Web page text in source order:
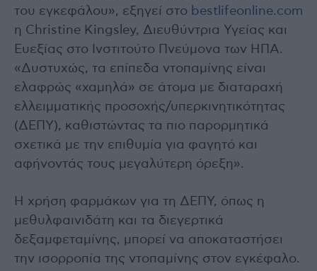
του εγκεφάλου», εξηγεί στο bestlifeonline.com
η Christine Kingsley, Διευθύντρια Υγείας και
Ευεξίας στο Ινστιτούτο Πνεύμονα των ΗΠΑ.
«Δυστυχώς, τα επίπεδα ντοπαμίνης είναι
ελαφρώς «χαμηλά» σε άτομα με διαταραχή
ελλειμματικής προσοχής/υπερκινητικότητας
(ΔΕΠΥ), καθιστώντας τα πιο παρορμητικά
σχετικά με την επιθυμία για φαγητό και
αφήνοντάς τους μεγαλύτερη όρεξη».
Η χρήση φαρμάκων για τη ΔΕΠΥ, όπως η
μεθυλφαινιδάτη και τα διεγερτικά
δεξαμφεταμίνης, μπορεί να αποκαταστήσει
την ισορροπία της ντοπαμίνης στον εγκέφαλο.